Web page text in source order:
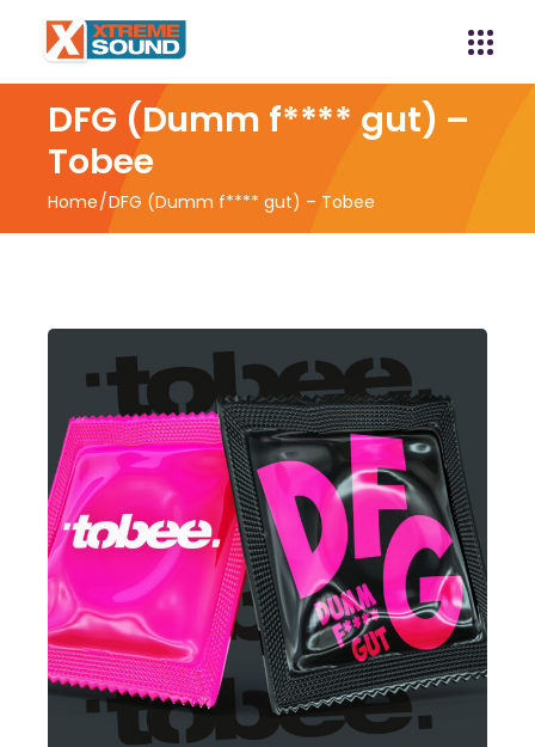
DFG (Dumm f**** gut) –
Tobee
Home DFG (Dumm f**** gut) – Tobee